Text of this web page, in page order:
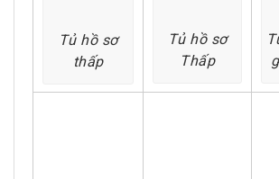
Tủ hồ sơ
thấp
Tủ hồ sơ
Thấp